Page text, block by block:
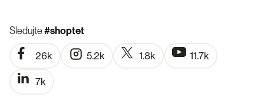
Sledujte#shoptet
26k 5.2k 1.8k 11.7k
7k